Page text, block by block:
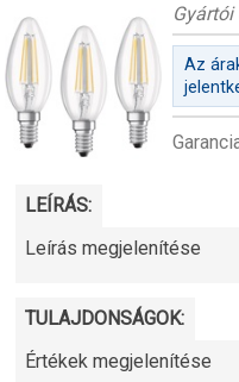
Az
LEÍRÁS:
Leírás megjelenítése
TULAJDONSÁGOK:
Értékek megjelenítése